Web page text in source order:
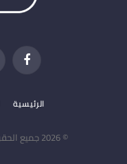
فيسبوك
الرئيسية
© 2026 جميع الحقوق محفوظة للشيخ جمال الضاري